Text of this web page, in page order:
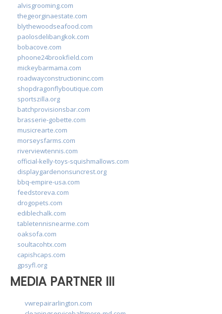
alvisgrooming.com
thegeorginaestate.com
blythewoodseafood.com
paolosdelibangkok.com
bobacove.com
phoone24brookfield.com
mickeybarmama.com
roadwayconstructioninc.com
shopdragonflyboutique.com
sportszilla.org
batchprovisionsbar.com
brasserie-gobette.com
musicrearte.com
morseysfarms.com
riverviewtennis.com
official-kelly-toys-squishmallows.com
displaygardenonsuncrest.org
bbq-empire-usa.com
feedstoreva.com
drogopets.com
ediblechalk.com
tabletennisnearme.com
oaksofa.com
soultacohtx.com
capishcaps.com
gpsyfl.org
MEDIA PARTNER III
vwrepairarlington.com